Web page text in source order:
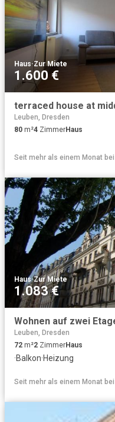
Haus·Zur Miete
1.600 €
terraced house at
Leuben, Dresden
80 m²4 ZimmerHaus
Seit mehr als einem Monat bei
Haus·Zur Miete
1.083 €
Wohnen auf zwei
Leuben, Dresden
72 m²2 ZimmerHaus
·Balkon·Heizung
Seit mehr als einem Monat bei